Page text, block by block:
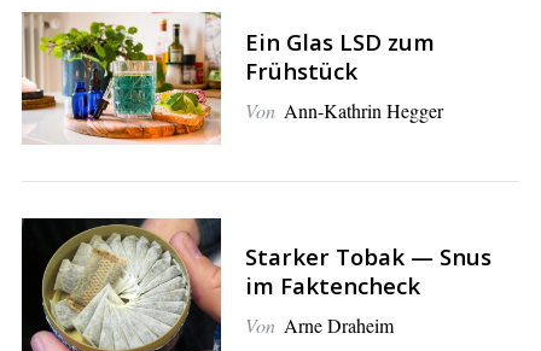
Ein Glas LSD zum
Frühstück
Von Ann-Kathrin Hegger
Starker Tobak — Snus
im Faktencheck
Von Arne Draheim